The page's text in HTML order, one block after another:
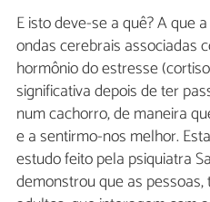
E isto deve-se a quê? A que
ondas cerebrais associadas
hormônio do estresse
significativa depois de ter
num cachorro, de maneira
e a sentirmo-nos melhor.
estudo feito pela psiquiatra
demonstrou que as